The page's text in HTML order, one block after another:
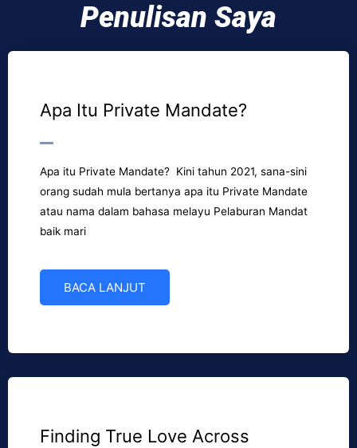
Penulisan Saya
Apa Itu Private Mandate?
Apa itu Private Mandate? Kini tahun 2021, sana-sini
orang sudah mula bertanya apa itu Private Mandate
atau nama dalam bahasa melayu Pelaburan Mandat
baik mari
BACA LANJUT
Finding True Love Across